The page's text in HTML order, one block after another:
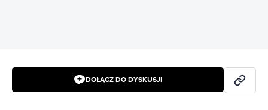
DOŁĄCZ DO DYSKUSJI